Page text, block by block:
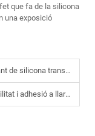
que fa de la silicona
una exposició
adequat per al segellat de vidre?
a llarg termini?